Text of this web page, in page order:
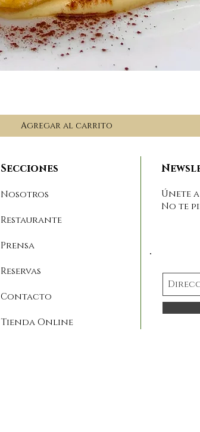
Agregar al carrito
Secciones
Nosotros
Restaurante
Prensa
Reservas
Contacto
Tienda Online
Únete
No te